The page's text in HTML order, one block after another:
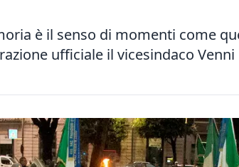
è il senso di momenti come
ufficiale il vicesindaco Venni